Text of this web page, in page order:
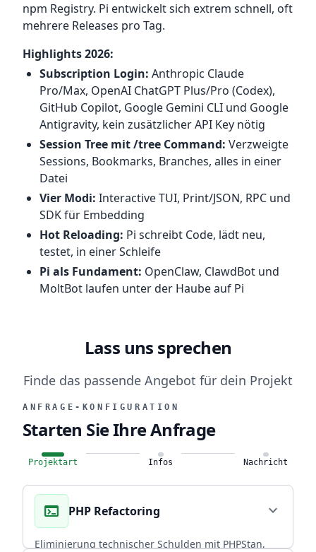
npm Registry. Pi entwickelt sich extrem schnell, oft
mehrere Releases pro Tag.
Highlights 2026:
Subscription Login: Anthropic Claude
Pro/Max, OpenAI ChatGPT Plus/Pro (Codex),
GitHub Copilot, Google Gemini CLI und Google
Antigravity, kein zusätzlicher API Key nötig
Session Tree mit /tree Command: Verzweigte
Sessions, Bookmarks, Branches, alles in einer
Datei
Vier Modi: Interactive TUI, Print/JSON, RPC und
SDK für Embedding
Hot Reloading: Pi schreibt Code, lädt neu,
testet, in einer Schleife
Pi als Fundament: OpenClaw, ClawdBot und
MoltBot laufen unter der Haube auf Pi
Lass uns sprechen
Finde das passende Angebot für dein Projekt
ANFRAGE-KONFIGURATION
Starten Sie Ihre Anfrage
Projektart Infos Nachricht
terminal PHP Refactoring expand_more
Eliminierung technischer Schulden mit PHPStan,